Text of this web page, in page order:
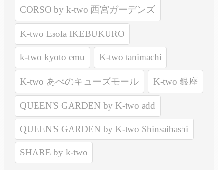
CORSO by k-two 西宮ガーデンズ
K-two Esola IKEBUKURO
k-two kyoto emu K-two tanimachi
K-two あべのキューズモール K-two 銀座
QUEEN'S GARDEN by K-two add
QUEEN'S GARDEN by K-two Shinsaibashi
SHARE by k-two